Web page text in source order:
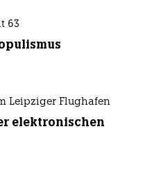
63
Leipziger Flughafen
elektronischen